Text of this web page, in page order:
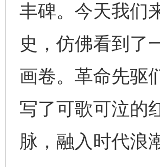
丰碑。今天我们
史，仿佛看到了
画卷。革命先驱
写了可歌可泣的
脉，融入时代浪